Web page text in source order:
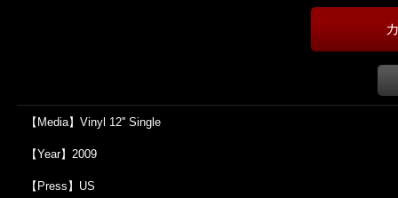
【Media】Vinyl 12'' Single
【Year】2009
【Press】US